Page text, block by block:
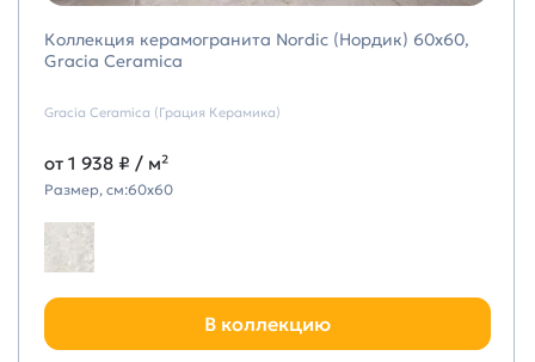
Коллекция керамогранита Nordic (Нордик) 60х60,
Gracia Ceramica
Gracia Ceramica (Грация Керамика)
от 1 938 ₽ / м²
Размер, см:60х60
В коллекцию